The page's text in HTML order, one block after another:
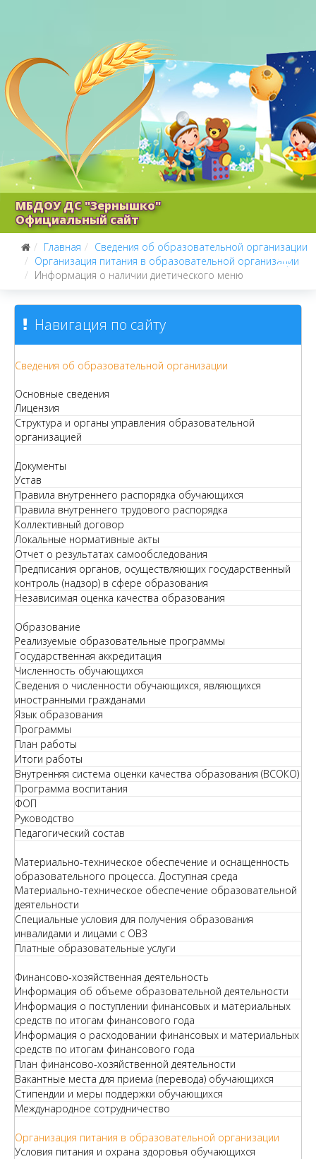
МБДОУ ДС "Зернышко"
Официальный сайт
Главная
Сведения об образовательной организации
Организация питания в образовательной организации
Информация о наличии диетического меню
Навигация по сайту
Сведения об образовательной организации
Основные сведения
Лицензия
Структура и органы управления образовательной
организацией
Документы
Устав
Правила внутреннего распорядка обучающихся
Правила внутреннего трудового распорядка
Коллективный договор
Локальные нормативные акты
Отчет о результатах самообследования
Предписания органов, осуществляющих государственный
контроль (надзор) в сфере образования
Независимая оценка качества образования
Образование
Реализуемые образовательные программы
Государственная аккредитация
Численность обучающихся
Сведения о численности обучающихся, являющихся
иностранными гражданами
Язык образования
Программы
План работы
Итоги работы
Внутренняя система оценки качества образования (ВСОКО)
Программа воспитания
ФОП
Руководство
Педагогический состав
Материально-техническое обеспечение и оснащенность
образовательного процесса. Доступная среда
Материально-техническое обеспечение образовательной
деятельности
Специальные условия для получения образования
инвалидами и лицами с ОВЗ
Платные образовательные услуги
Финансово-хозяйственная деятельность
Информация об объеме образовательной деятельности
Информация о поступлении финансовых и материальных
средств по итогам финансового года
Информация о расходовании финансовых и материальных
средств по итогам финансового года
План финансово-хозяйственной деятельности
Вакантные места для приема (перевода) обучающихся
Стипендии и меры поддержки обучающихся
Международное сотрудничество
Организация питания в образовательной организации
Условия питания и охрана здоровья обучающихся